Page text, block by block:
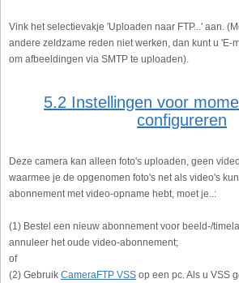
Vink het selectievakje 'Uploaden naar FTP...' aan.
andere zeldzame reden niet werken, dan kunt u 'E-
om afbeeldingen via SMTP te uploaden).
5.2 Instellingen voor
configureren
Deze camera kan alleen foto's uploaden, geen
waarmee je de opgenomen foto's net als video's
abonnement met video-opname hebt, moet je..:
(1) Bestel een nieuw abonnement voor beeld-/
annuleer het oude video-abonnement;
of
(2) Gebruik CameraFTP VSS op een pc. Als u VSS